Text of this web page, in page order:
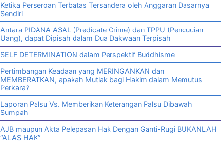
Ketika Perseroan Terbatas Tersandera oleh Anggaran Dasarnya
Sendiri
Antara PIDANA ASAL (Predicate Crime) dan TPPU (Pencucian
Uang), dapat Dipisah dalam Dua Dakwaan Terpisah
SELF DETERMINATION dalam Perspektif Buddhisme
Pertimbangan Keadaan yang MERINGANKAN dan
MEMBERATKAN, apakah Mutlak bagi Hakim dalam Memutus
Perkara?
Laporan Palsu Vs. Memberikan Keterangan Palsu Dibawah
Sumpah
AJB maupun Akta Pelepasan Hak Dengan Ganti-Rugi BUKANLAH
“ALAS HAK”